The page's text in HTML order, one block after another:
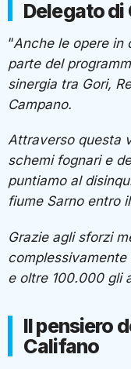
Delegato
“Anche le opere in
parte del
sinergia tra Gori,
Campano.
Attraverso questa
schemi fognari e
puntiamo al
fiume Sarno entro
Grazie agli sforzi
e oltre 100.000 gli
Il pensiero
Califano